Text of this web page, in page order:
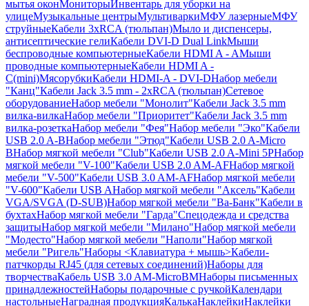
мытья оконМониторыИнвентарь для уборки на
улицеМузыкальные центрыМультиваркиМФУ лазерныеМФУ
струйныеКабели 3xRCA (тюльпан)Мыло и диспенсеры,
антисептические гелиКабели DVI-D Dual LinkМыши
беспроводные компьютерныеКабели HDMI A - AМыши
проводные компьютерныеКабели HDMI A -
C(mini)МясорубкиКабели HDMI-A - DVI-DНабор мебели
"Канц"Кабели Jack 3.5 mm - 2xRCA (тюльпан)Сетевое
оборудованиеНабор мебели "Монолит"Кабели Jack 3.5 mm
вилка-вилкаНабор мебели "Приоритет"Кабели Jack 3.5 mm
вилка-розеткаНабор мебели "Фея"Набор мебели "Эко"Кабели
USB 2.0 A-BНабор мебели "Этюд"Кабели USB 2.0 A-Micro
BНабор мягкой мебели "Club"Кабели USB 2.0 A-Mini 5PНабор
мягкой мебели "V-100"Кабели USB 2.0 AM-AFНабор мягкой
мебели "V-500"Кабели USB 3.0 AM-AFНабор мягкой мебели
"V-600"Кабели USB AНабор мягкой мебели "Аксель"Кабели
VGA/SVGA (D-SUB)Набор мягкой мебели "Ва-Банк"Кабели в
бухтахНабор мягкой мебели "Гарда"Спецодежда и средства
защитыНабор мягкой мебели "Милано"Набор мягкой мебели
"Модесто"Набор мягкой мебели "Наполи"Набор мягкой
мебели "Ригель"Наборы <Клавиатура + мышь>Кабели-
патчкорды RJ45 (для сетевых соединений)Наборы для
творчестваКабель USB 3.0 AM-MicroBMНаборы письменных
принадлежностейНаборы подарочные с ручкойКалендари
настольныеНаградная продукцияКалькаНаклейкиНаклейки